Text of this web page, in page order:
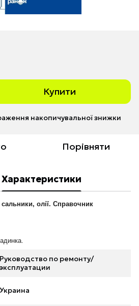
Купити
накопичувальної знижки
Порівняти
Характеристики
олії. Справочник
Руководство по ремонту/
эксплуатации
Украина